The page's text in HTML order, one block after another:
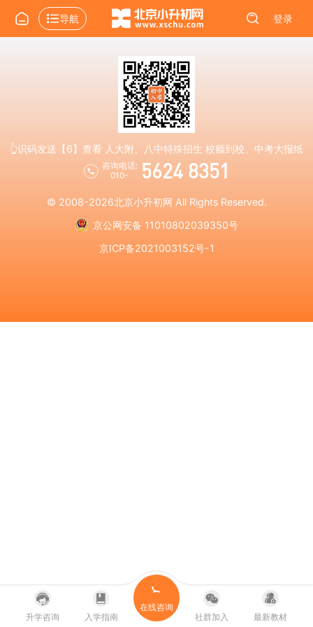
导航 登录
👆识码发送【6】查看 人大附、八中特殊招生 校额到校、中考大报纸
咨询电话:
010-
5624 8351
© 2008-2026北京小升初网 All Rights Reserved.
京公网安备 11010802039350号
京ICP备2021003152号-1
升学咨询 入学指南
在线咨询
社群加入
最新教材